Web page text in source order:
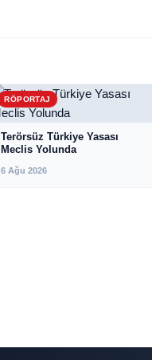
RÖPORTAJ
Terörsüz Türkiye Yasası
Meclis Yolunda
6 Ağu 2026